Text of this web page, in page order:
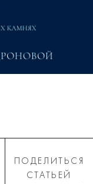
ПОДЕЛИТЬСЯ
СТАТЬЕЙ